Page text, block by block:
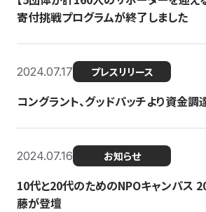
寄付挑戦プログラムが終了しました
2024.07.17 プレスリリース
コングラント、グッドパッチより資金調
2024.07.16 お知らせ
10代と20代のためのNPOキャンパス
藤が登壇